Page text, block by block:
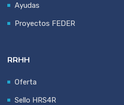
Ayudas
Proyectos FEDER
RRHH
Oferta
Sello HRS4R